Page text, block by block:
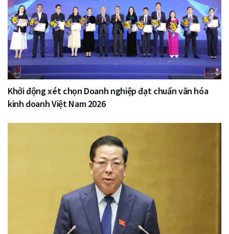
Khởi động xét chọn Doanh nghiệp đạt chuẩn văn hóa
kinh doanh Việt Nam 2026